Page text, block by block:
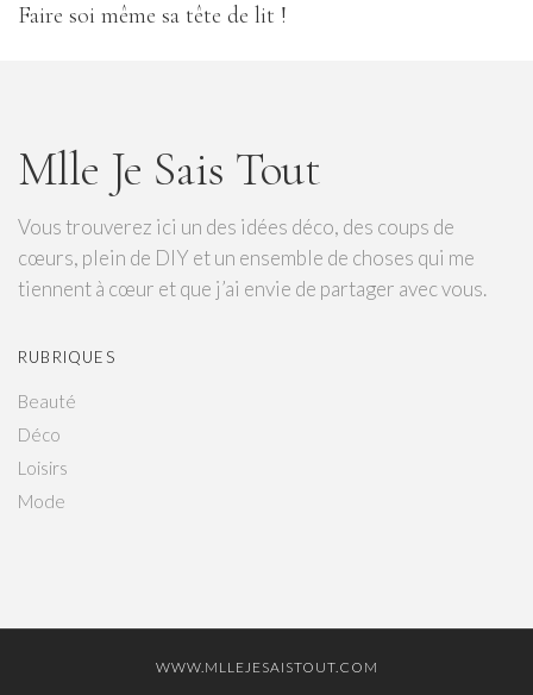
Faire soi même sa tête de lit !
Mlle Je Sais Tout
Vous trouverez ici un des idées déco, des coups de
cœurs, plein de DIY et un ensemble de choses qui me
tiennent à cœur et que j’ai envie de partager avec vous.
RUBRIQUES
Beauté
Déco
Loisirs
Mode
WWW.MLLEJESAISTOUT.COM